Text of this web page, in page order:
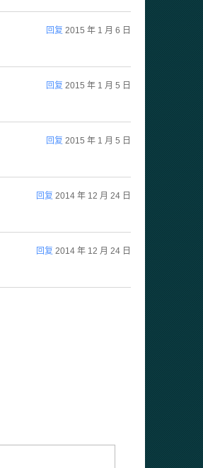
回复 2015 年 1 月 6 日
回复 2015 年 1 月 5 日
回复 2015 年 1 月 5 日
回复 2014 年 12 月 24 日
回复 2014 年 12 月 24 日